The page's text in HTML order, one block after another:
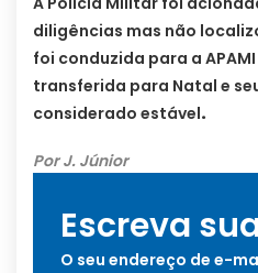
diligências mas não
foi conduzida para a
transferida para Natal e
considerado estável.
Por J. Júnior
Escreva
O seu endereço de e-